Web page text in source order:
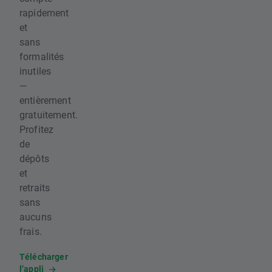
rapidement
et
sans
formalités
inutiles
—
entièrement
gratuitement.
Profitez
de
dépôts
et
retraits
sans
aucuns
frais.
Télécharger
l’appli